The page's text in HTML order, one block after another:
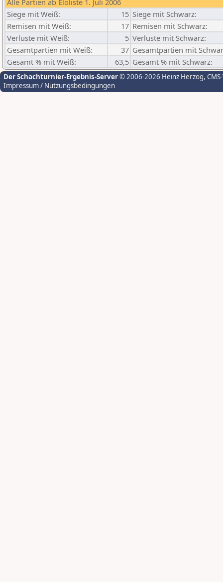
Alle Partien ab Eloliste 1. Juli 2006
Siege mit Weiß:
15 Siege mit Schwarz:
Remisen mit Weiß:
17 Remisen mit Schwarz:
Verluste mit Weiß:
5 Verluste mit Schwarz:
Gesamtpartien mit Weiß:
37 Gesamtpartien mit
Gesamt % mit Weiß:
63,5 Gesamt % mit Schwarz:
Der Schachturnier-Ergebnis-Server© 2006-2026 Heinz Herzog,
Impressum / Nutzungsbedingungen